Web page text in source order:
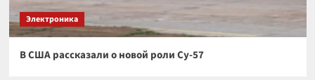
Электроника
В США рассказали о новой роли Су-57